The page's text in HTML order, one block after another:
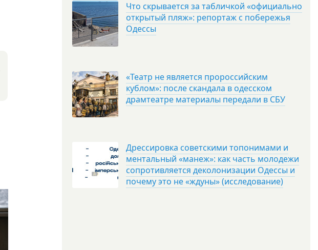
Что скрывается за табличкой «официально
открытый пляж»: репортаж с побережья
Одессы
«Театр не является пророссийским
кублом»: после скандала в одесском
драмтеатре материалы передали в СБУ
Дрессировка советскими топонимами и
ментальный «манеж»: как часть молодежи
сопротивляется деколонизации Одессы и
почему это не «ждуны» (исследование)